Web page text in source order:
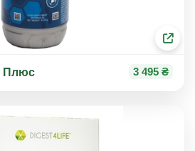
Плюс 3 495 ₴